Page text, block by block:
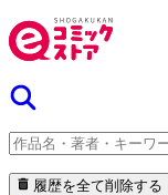
履歴を全て削除する